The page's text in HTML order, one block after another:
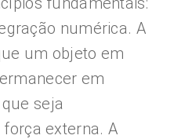
numérica. A
um objeto em
em
seja
externa. A